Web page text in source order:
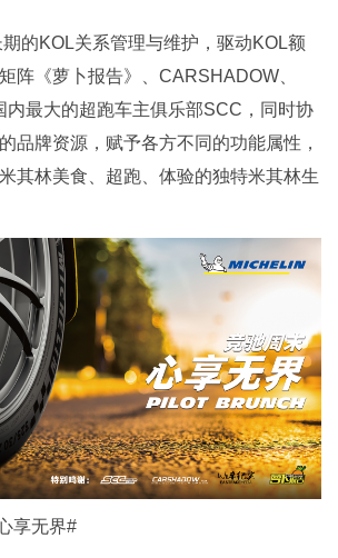
的KOL关系管理与维护，驱动KOL额
阵《萝卜报告》、CARSHADOW、
内最大的超跑车主俱乐部SCC，同时协
品牌资源，赋予各方不同的功能属性，
其林美食、超跑、体验的独特米其林生
享无界#